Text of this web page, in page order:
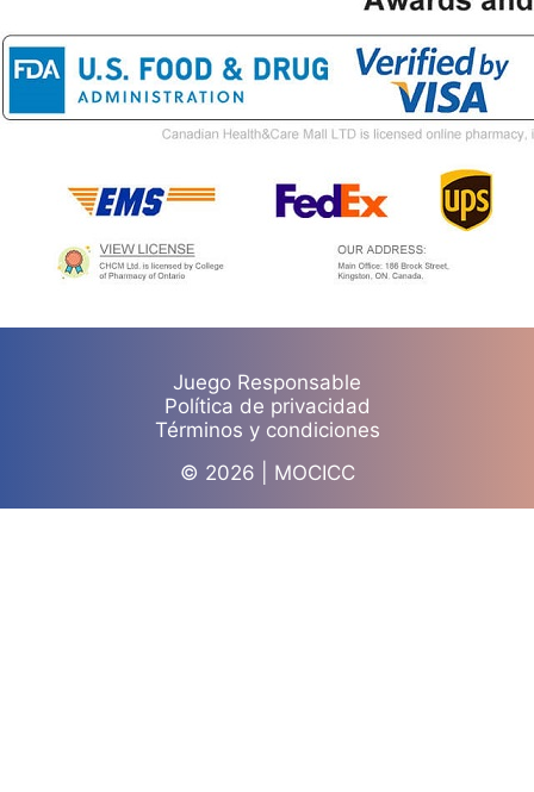
Juego Responsable
Política de privacidad
Términos y condiciones
© 2026 | MOCICC